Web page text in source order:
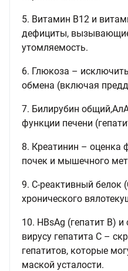
5. Витамин B12 и
дефициты,
утомляемость.
6. Глюкоза –
обмена (включая
7. Билирубин
функции печени
8. Креатинин – оценка
почек и мышечного
9. С-реактивный белок
хронического
10. HBsAg (гепатит B)
вирусу гепатита С –
гепатитов, которые
маской усталости.